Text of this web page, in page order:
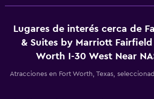
Sofá cama
Comedor
Microondas
Lugares de interés cerca de
& Suites by Marriott
Worth I-30 West Near
Atracciones en Fort Worth, Texas,